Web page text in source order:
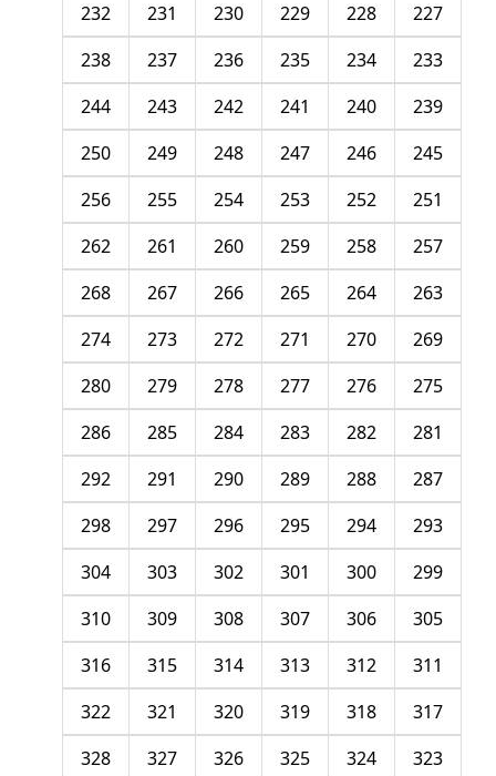
227
228
229
230
231
232
233
234
235
236
237
238
239
240
241
242
243
244
245
246
247
248
249
250
251
252
253
254
255
256
257
258
259
260
261
262
263
264
265
266
267
268
269
270
271
272
273
274
275
276
277
278
279
280
281
282
283
284
285
286
287
288
289
290
291
292
293
294
295
296
297
298
299
300
301
302
303
304
305
306
307
308
309
310
311
312
313
314
315
316
317
318
319
320
321
322
323
324
325
326
327
328